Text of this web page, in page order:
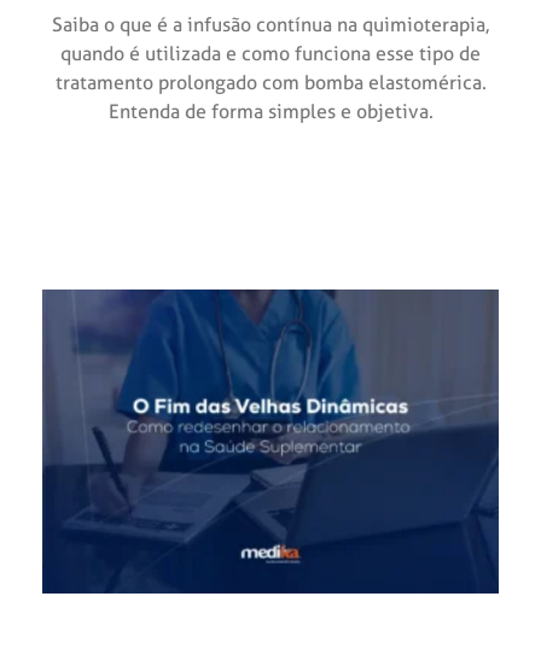
Saiba o que é a infusão contínua na quimioterapia,
quando é utilizada e como funciona esse tipo de
tratamento prolongado com bomba elastomérica.
Entenda de forma simples e objetiva.